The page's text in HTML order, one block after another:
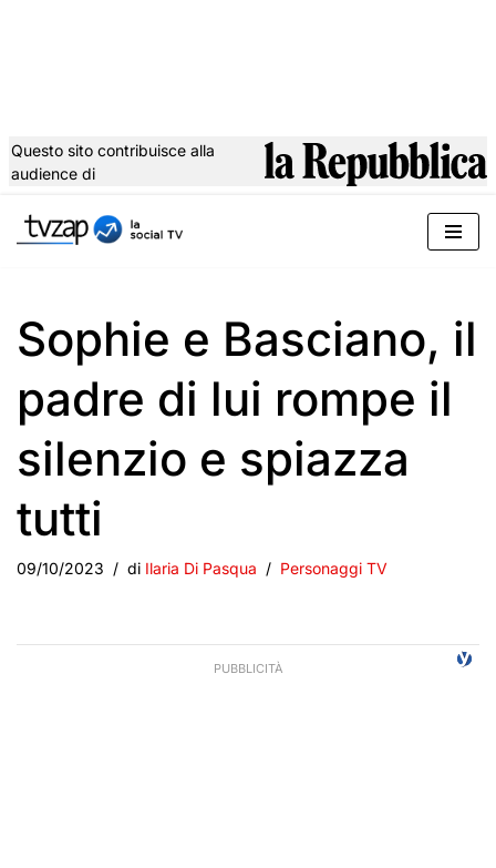
al
Questo sito contribuisce alla
audience di
Sophie e Basciano, il
padre di lui rompe il
silenzio e spiazza
tutti
09/10/2023 di Ilaria Di Pasqua Personaggi TV